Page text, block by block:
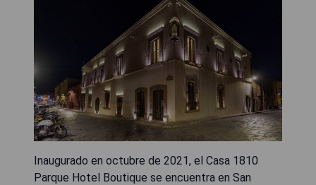
Inaugurado en octubre de 2021, el Casa 1810
Parque Hotel Boutique se encuentra en San